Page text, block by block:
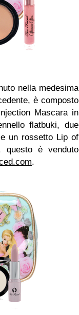
nella medesima
è composto
Mascarain
flatbuki, due
un rossetto Lip of
questo è venduto
.